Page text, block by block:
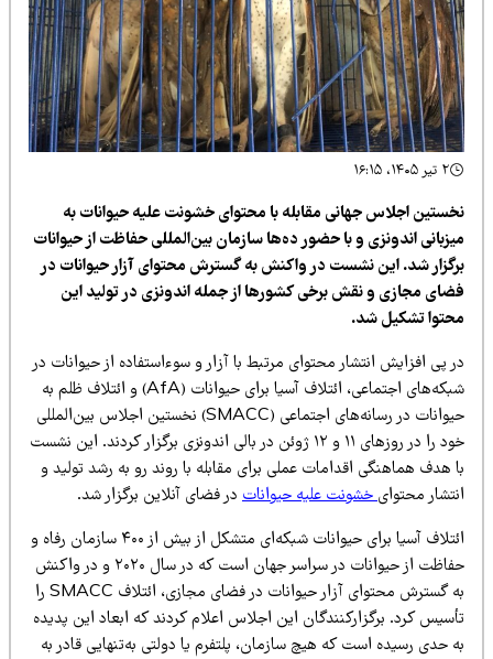
اجلاس جهانی مقابله با محتوای خشونت علیه حیوانات به
اندونزی و با حضور ده‌ها سازمان بین‌المللی حفاظت از حیوانات
شد. این نشست در واکنش به گسترش محتوای آزار حیوانات در
مجازی و نقش برخی کشورها از جمله اندونزی در تولید این
تشکیل شد.
پی افزایش انتشار محتوای مرتبط با آزار و سوءاستفاده از حیوانات در
شبکه‌های اجتماعی، ائتلاف آسیا برای حیوانات (AfA) و ائتلاف ظلم به
حیوانات در رسانه‌های اجتماعی (SMACC) نخستین اجلاس بین‌المللی
خود را در روزهای ۱۱ و ۱۲ ژوئن در بالی اندونزی برگزار کردند. این نشست
هدف هماهنگی اقدامات عملی برای مقابله با روند رو به رشد تولید و
محتوایخشونت علیه حیواناتدر فضای آنلاین برگزار شد.
ائتلاف آسیا برای حیوانات شبکه‌ای متشکل از بیش از ۴۰۰ سازمان رفاه و
حفاظت از حیوانات در سراسر جهان است که در سال ۲۰۲۰ و در واکنش
به گسترش محتوای آزار حیوانات در فضای مجازی، ائتلاف SMACC را
کرد. برگزارکنندگان این اجلاس اعلام کردند که ابعاد این پدیده
حدی رسیده است که هیچ سازمان، پلتفرم یا دولتی به‌تنهایی قادر به